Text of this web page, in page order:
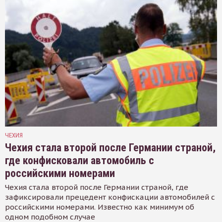
ЧЕХИЯ
Чехия стала второй после Германии страной,
где конфисковали автомобиль с
российскими номерами
Чехия стала второй после Германии страной, где
зафиксировали прецедент конфискации автомобилей с
российскими номерами. Известно как минимум об
одном подобном случае